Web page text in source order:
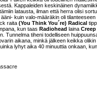
Kappaleiden keskinäinen
latausta, ilman että herra olisi
kuin valo-määräkin oli tilanteeseen
raita (You Think You´re) Radical
kun taas Radiohead laina Creep
Tunnelma tiheni todelliseen
aikana, minkä jälkeen keikka olikin
lyhyt aika 40 minuuttia onkaan,